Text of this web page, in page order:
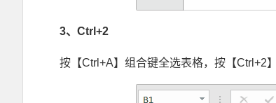
3、Ctrl+2
按【Ctrl+A】组合键全选表格，按【Ctrl+2